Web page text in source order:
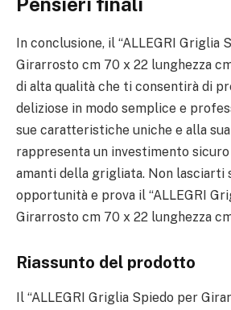
In conclusione, il “ALLEGRI Griglia
Girarrosto cm 70 x 22 lunghezza
di alta qualità che ti consentirà di
deliziose in modo semplice e
sue caratteristiche uniche e alla
rappresenta un investimento
amanti della grigliata. Non lasciarti
opportunità e prova il “ALLEGRI
Girarrosto cm 70 x 22 lunghezza
Riassunto del prodotto
Il “ALLEGRI Griglia Spiedo per